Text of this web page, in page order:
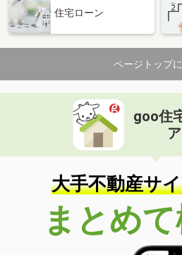
住宅ローン
ページトップ
goo住
大手不動産サ
まとめて